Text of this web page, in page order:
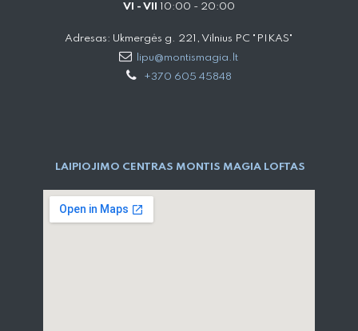
VI - VII 10:00 - 20:00
Adresas: Ukmergės g. 221, Vilnius PC "PIKAS"
lipu@montismagia.lt
+370 605 45848
LAIPIOJIMO CENTRAS MONTIS MAGIA LOFTAS